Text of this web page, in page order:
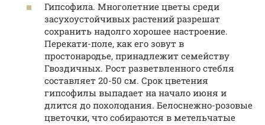
Гипсофила. Многолетние цветы среди
засухоустойчивых растений разрешат
сохранить надолго хорошее настроение.
Перекати-поле, как его зовут в
простонародье, принадлежит семейству
Гвоздичных. Рост разветвленного стебля
составляет 20-50 см. Срок цветения
гипсофилы выпадает на начало июня и
длится до похолодания. Белоснежно-розовые
цветочки, что собираются в метельчатые